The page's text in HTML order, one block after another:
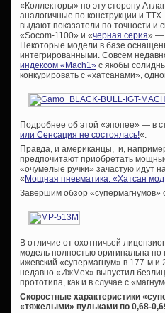
«Коллекторы» по эту сторону
аналогичные по конструкции и
выдают показатели по точности и
«Socom-1100» и «черная серия» —
Некоторые модели в базе
интегрированными. Совсем
индексом «Mach1» с якобы
конкурировать с «хатсанами»,
Подробнее об этой «эпопее» — в
или Сенсация не состоялась!«.
Правда, и американцы, и,
предпочитают приобретать
«очумелые ручки» зачастую идут
« Мощная пневматика: «Хатсан
Завершим обзор
В отличие от охотничьей
модель полностью оригинальна по
ижевский «супермагнум» в 177-м
недавно «ИжМех» выпустил
прототипа, как и в случае с
Скоростные характеристики
«тяжелыми» пульками по 0,68-